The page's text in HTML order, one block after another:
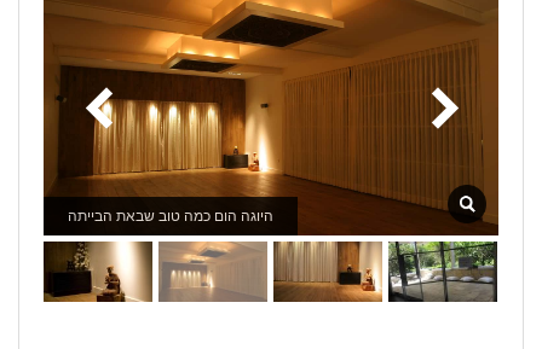
היוגה הום כמה טוב שבאת הבייתה